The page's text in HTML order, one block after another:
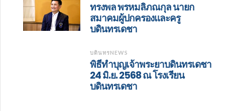
ทรงพล พรหมลิภณกุล นายก
สมาคมผู้ปกครองและครู
บดินทรเดชา
บดินทรNEWS
พิธีทำบุญเจ้าพระยาบดินทรเดชา
24 มิ.ย. 2568 ณ โรงเรียน
บดินทรเดชา